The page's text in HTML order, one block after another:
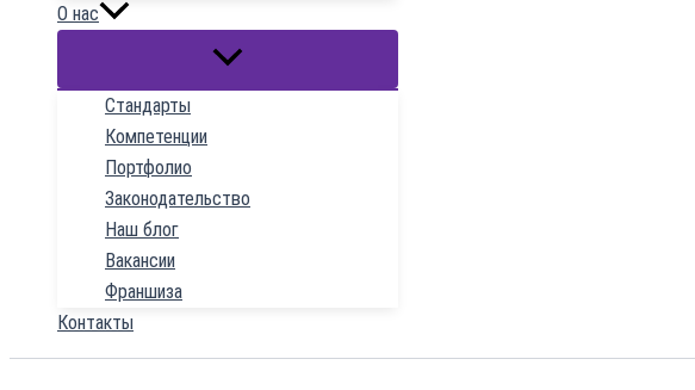
О нас
Стандарты
Компетенции
Портфолио
Законодательство
Наш блог
Вакансии
Франшиза
Контакты